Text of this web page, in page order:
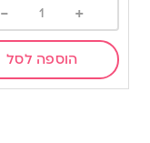
+
-
הוספה לסל